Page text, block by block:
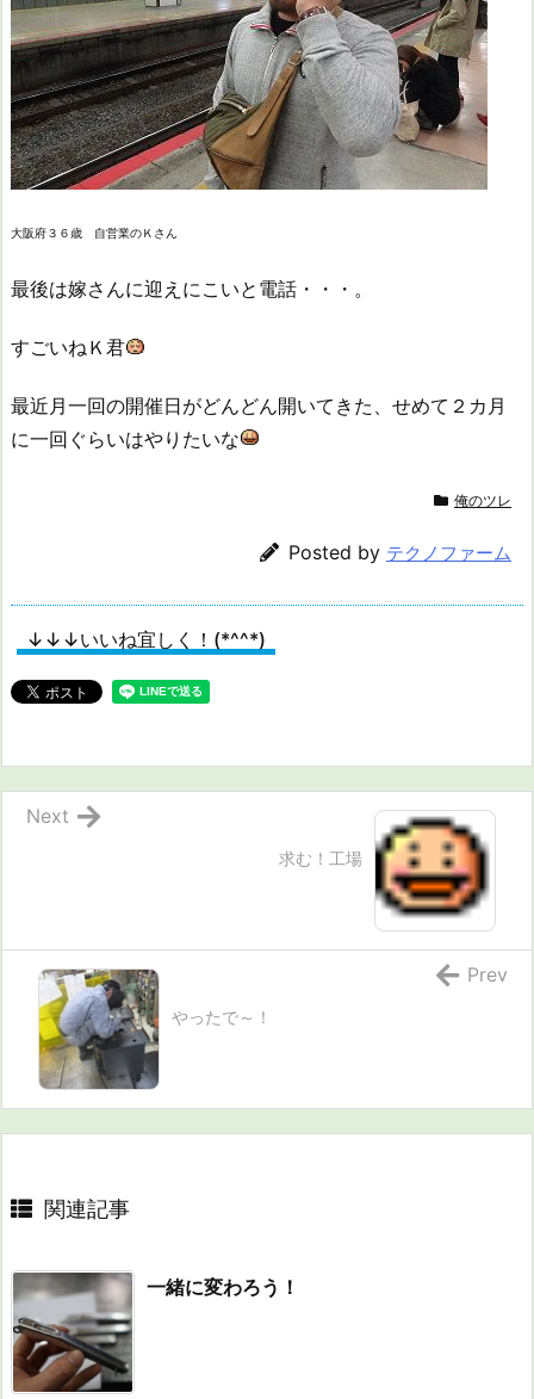
大阪府３６歳 自営業のＫさん
最後は嫁さんに迎えにこいと電話・・・。
すごいねＫ君
最近月一回の開催日がどんどん開いてきた、せめて２カ月
に一回ぐらいはやりたいな
俺のツレ
Posted by テクノファーム
↓↓↓いいね宜しく！(*^^*)
求む！工場
Next
やったで～！
Prev
関連記事
一緒に変わろう！